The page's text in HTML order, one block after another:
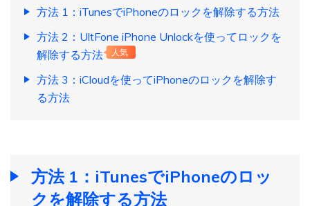
方法 1：iTunesでiPhoneのロックを解除する方法
方法 2：UltFone iPhone Unlockを使ってロックを
解除する方法
人気
方法 3：iCloudを使ってiPhoneのロックを解除す
る方法
方法 1：iTunesでiPhoneのロッ
クを解除する方法